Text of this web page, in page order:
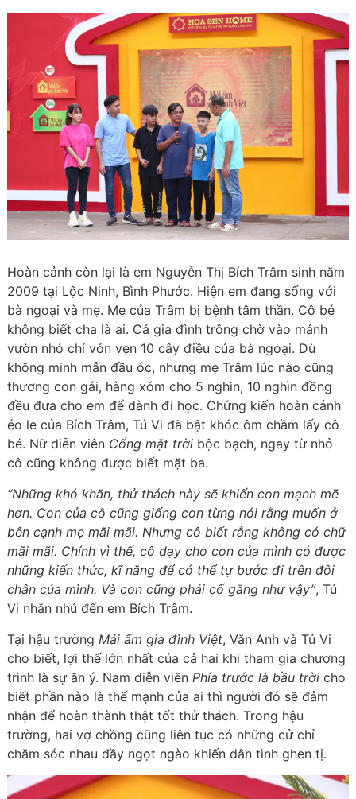
Hoàn cảnh còn lại là em Nguyễn Thị Bích Trâm sinh năm
2009 tại Lộc Ninh, Bình Phước. Hiện em đang sống với
bà ngoại và mẹ. Mẹ của Trâm bị bệnh tâm thần. Cô bé
không biết cha là ai. Cả gia đình trông chờ vào mảnh
vườn nhỏ chỉ vỏn vẹn 10 cây điều của bà ngoại. Dù
không minh mẫn đầu óc, nhưng mẹ Trâm lúc nào cũng
thương con gái, hàng xóm cho 5 nghìn, 10 nghìn đồng
đều đưa cho em để dành đi học. Chứng kiến hoàn cảnh
éo le của Bích Trâm, Tú Vi đã bật khóc ôm chầm lấy cô
bé. Nữ diễn viên Cổng mặt trời bộc bạch, ngay từ nhỏ
cô cũng không được biết mặt ba.
“Những khó khăn, thử thách này sẽ khiến con mạnh mẽ
hơn. Con của cô cũng giống con từng nói rằng muốn ở
bên cạnh mẹ mãi mãi. Nhưng cô biết rằng không có chữ
mãi mãi. Chính vì thế, cô dạy cho con của mình có được
những kiến thức, kĩ năng để có thể tự bước đi trên đôi
chân của mình. Và con cũng phải cố gắng như vậy”, Tú
Vi nhắn nhủ đến em Bích Trâm.
Tại hậu trường Mái ấm gia đình Việt, Văn Anh và Tú Vi
cho biết, lợi thế lớn nhất của cả hai khi tham gia chương
trình là sự ăn ý. Nam diễn viên Phía trước là bầu trờicho
biết phần nào là thế mạnh của ai thì người đó sẽ đảm
nhận để hoàn thành thật tốt thử thách. Trong hậu
trường, hai vợ chồng cũng liên tục có những cử chỉ
chăm sóc nhau đầy ngọt ngào khiến dân tình ghen tị.